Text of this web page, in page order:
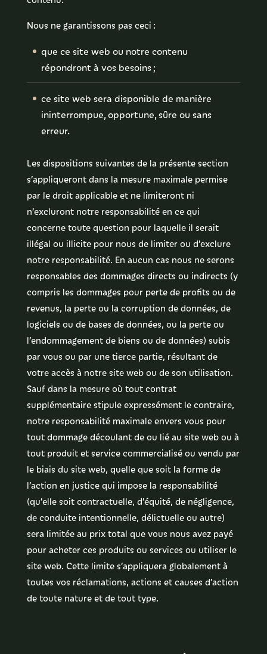
Nous ne garantissons pas ceci :
que ce site web ou notre contenu
répondront à vos besoins ;
ce site web sera disponible de manière
ininterrompue, opportune, sûre ou sans
erreur.
Les dispositions suivantes de la présente section
s’appliqueront dans la mesure maximale permise
par le droit applicable et ne limiteront ni
n’excluront notre responsabilité en ce qui
concerne toute question pour laquelle il serait
illégal ou illicite pour nous de limiter ou d’exclure
notre responsabilité. En aucun cas nous ne serons
responsables des dommages directs ou indirects (y
compris les dommages pour perte de profits ou de
revenus, la perte ou la corruption de données, de
logiciels ou de bases de données, ou la perte ou
l’endommagement de biens ou de données) subis
par vous ou par une tierce partie, résultant de
votre accès à notre site web ou de son utilisation.
Sauf dans la mesure où tout contrat
supplémentaire stipule expressément le contraire,
notre responsabilité maximale envers vous pour
tout dommage découlant de ou lié au site web ou à
tout produit et service commercialisé ou vendu par
le biais du site web, quelle que soit la forme de
l’action en justice qui impose la responsabilité
(qu’elle soit contractuelle, d’équité, de négligence,
de conduite intentionnelle, délictuelle ou autre)
sera limitée au prix total que vous nous avez payé
pour acheter ces produits ou services ou utiliser le
site web. Cette limite s’appliquera globalement à
toutes vos réclamations, actions et causes d’action
de toute nature et de tout type.